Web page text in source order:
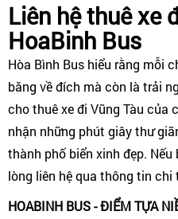
Liên hệ thuê xe
HoaBinh Bus
Hòa Bình Bus hiểu rằng mỗi
băng về đích mà còn là trải
cho thuê xe đi Vũng Tàu của
nhận những phút giây thư
thành phố biển xinh đẹp.
lòng liên hệ qua thông tin chi
HOABINH BUS - ĐIỂM TỰA